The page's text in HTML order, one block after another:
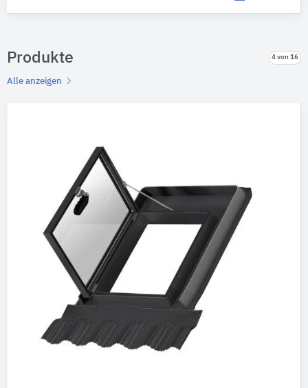
Produkte 4 von 16
Alle anzeigen